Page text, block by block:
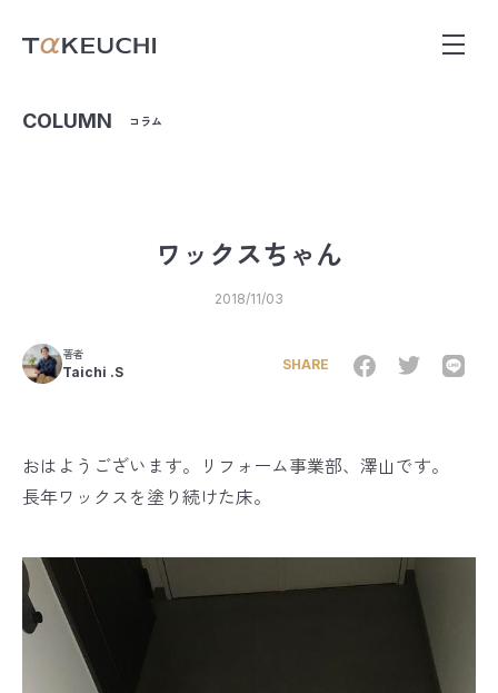
COLUMN コラム
ワックスちゃん
2018/11/03
著者
Taichi .S SHARE
おはようございます。リフォーム事業部、澤山です。
長年ワックスを塗り続けた床。